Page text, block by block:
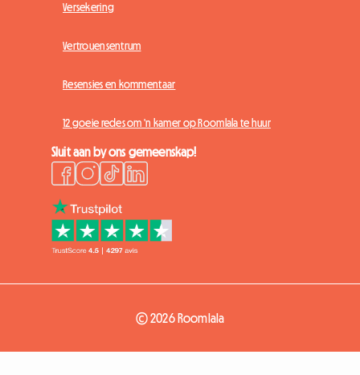
Versekering
Vertrouensentrum
Resensies en kommentaar
12 goeie redes om 'n kamer op Roomlala te huur
Sluit aan by ons gemeenskap!
© 2026 Roomlala